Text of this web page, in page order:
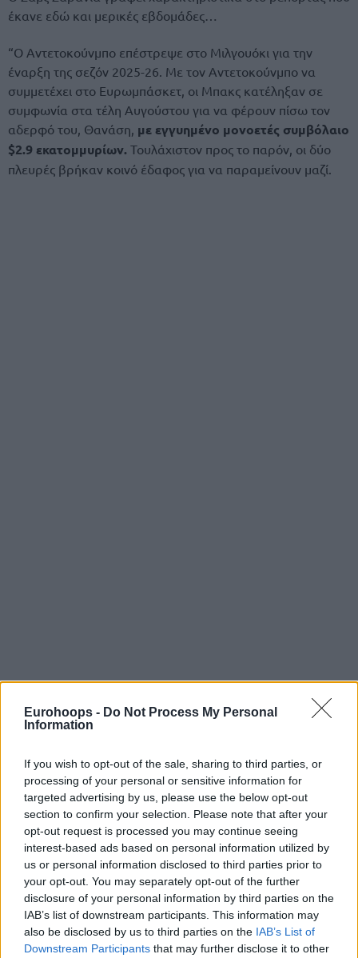
Eurohoops - Do Not Process My Personal
Information
If you wish to opt-out of the sale, sharing to third parties, or
processing of your personal or sensitive information for
targeted advertising by us, please use the below opt-out
section to confirm your selection. Please note that after your
opt-out request is processed you may continue seeing
interest-based ads based on personal information utilized by
us or personal information disclosed to third parties prior to
your opt-out. You may separately opt-out of the further
disclosure of your personal information by third parties on the
IAB’s list of downstream participants. This information may
also be disclosed by us to third parties on the IAB’s List of
Downstream Participants that may further disclose it to other
έκανε εδώ και μερικές εβδομάδες…
“Ο Αντετοκούνμπο επέστρεψε στο Μιλγουόκι για την
έναρξη της σεζόν 2025-26. Με τον Αντετοκούνμπο να
συμμετέχει στο Ευρωμπάσκετ, οι Μπακς κατέληξαν σε
συμφωνία στα τέλη Αυγούστου για να φέρουν πίσω τον
αδερφό του, Θανάση, με εγγυημένο μονοετές συμβόλαιο
$2.9 εκατομμυρίων. Τουλάχιστον προς το παρόν, οι δύο
πλευρές βρήκαν κοινό έδαφος για να παραμείνουν μαζί.
εποχών αποτελεί καυτό θέμα συζήτησης σε όλο το
πρωτάθλημα καθώς ξεκινά η νέα σεζόν και η τελική λύση
μπορεί να μην έχει έρθει ακόμα. Στην πραγματικότητα, η
πορεία μέχρι αυτό το σημείο ήταν κάθε άλλο παρά ευθεία
και παραλίγο να οδηγήσειτον δις MVP του NBA σε ένα
νέο σπίτι, τη Νέα Υόρκη.
Ο Άλεξ Σαράτσης, διευθυντής της Octagon και
εκπρόσωπος του Αντετοκούνμπο στις ΗΠΑ, δεχόταν έντονο
ενδιαφέρον για τον παίκτη και διεξήγαγε σοβαρή έρευνα